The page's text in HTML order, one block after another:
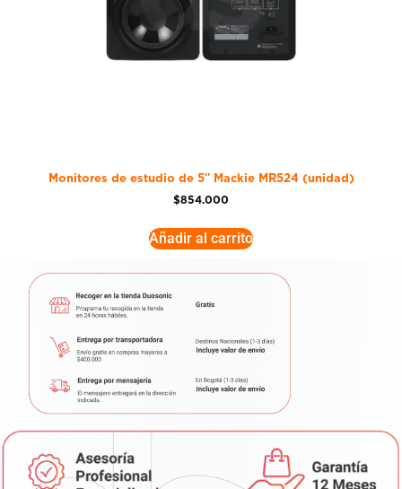
Monitores de estudio de 5″ Mackie MR524 (unidad)
$854.000
Añadir al carrito